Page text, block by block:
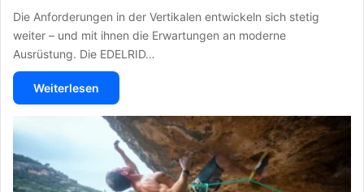
Die Anforderungen in der Vertikalen entwickeln sich stetig
weiter – und mit ihnen die Erwartungen an moderne
Ausrüstung. Die EDELRID…
Weiterlesen